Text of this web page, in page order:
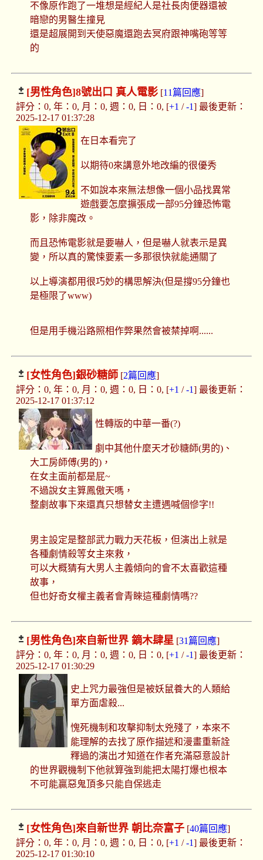
不像原作跑了一堆想是經紀人是社長肉便器還被
暗戀的男醫生撞見
還是超展開到天使惡魔還跑去冥府跟神嘴砲等等
的
[男性角色]8號出口 真人電影[11篇回應]
評分：0, 年：0, 月：0, 週：0, 日：0, [+1 /-1] 最後更新：
2025-12-17 01:37:28
在日本看完了
以期待0來講意外地改編的很優秀
不如說本來無法想像一個小品找異常
遊戲要怎麼擴張成一部95分鐘恐怖電
影，除非魔改。
而且恐怖電影就是要嚇人，但是嚇人就表示是異
變，所以真的驚悚要素一多那很快就能通關了
以上導演都用很巧妙的構思解決(但是撐95分鐘也
是極限了www)
但是用手機沿路照相作弊果然會被禁掉啊......
[女性角色]銀砂糖師[2篇回應]
評分：0, 年：0, 月：0, 週：0, 日：0, [+1 /-1] 最後更新：
2025-12-17 01:37:12
性轉版的中華一番(?)
劇中其他什麼天才砂糖師(男的)、
大工房師傅(男的)，
在女主面前都是屁~
不過說女主算鳳傲天嗎，
整劇故事下來還真只想替女主遭遇喊個慘字!!
男主設定是整部武力戰力天花板，但演出上就是
各種劇情殺等女主來救，
可以大概猜有大男人主義傾向的會不太喜歡這種
故事，
但也好奇女權主義者會青睞這種劇情嗎??
[男性角色]來自新世界 鏑木肆星 [31篇回應]
評分：0, 年：0, 月：0, 週：0, 日：0, [+1 /-1] 最後更新：
2025-12-17 01:30:29
史上咒力最強但是被妖鼠養大的人類給
單方面虐殺...
愧死機制和攻擊抑制太兇殘了，本來不
能理解的去找了原作描述和漫畫重新詮
釋過的演出才知道在作者充滿惡意設計
的世界觀機制下他就算強到能把太陽打爆也根本
不可能贏惡鬼頂多只能自保逃走
[女性角色]來自新世界 朝比奈富子[40篇回應]
評分：0, 年：0, 月：0, 週：0, 日：0, [+1 /-1] 最後更新：
2025-12-17 01:30:10